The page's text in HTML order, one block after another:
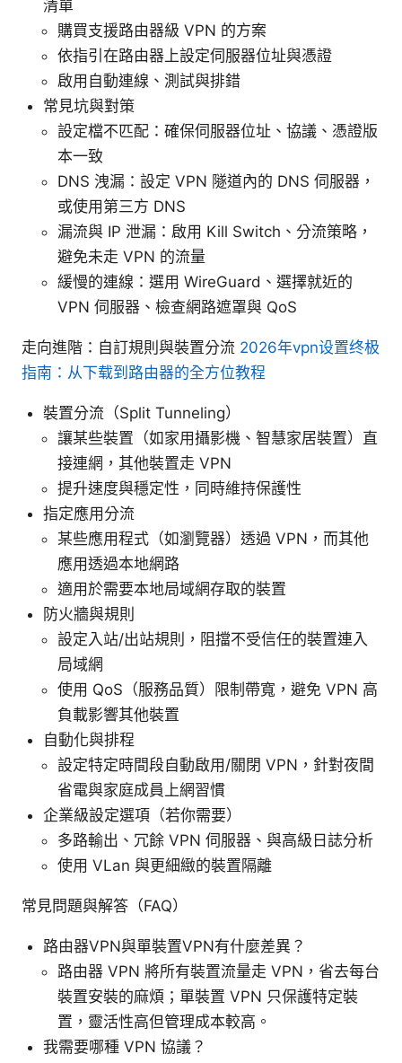
清單
購買支援路由器級 VPN 的方案
依指引在路由器上設定伺服器位址與憑證
啟用自動連線、測試與排錯
常見坑與對策
設定檔不匹配：確保伺服器位址、協議、憑證版
本一致
DNS 洩漏：設定 VPN 隧道內的 DNS 伺服器，
或使用第三方 DNS
漏流與 IP 泄漏：啟用 Kill Switch、分流策略，
避免未走 VPN 的流量
緩慢的連線：選用 WireGuard、選擇就近的
VPN 伺服器、檢查網路遮罩與 QoS
走向進階：自訂規則與裝置分流 2026年vpn设置终极
指南：从下载到路由器的全方位教程
裝置分流（Split Tunneling）
讓某些裝置（如家用攝影機、智慧家居裝置）直
接連網，其他裝置走 VPN
提升速度與穩定性，同時維持保護性
指定應用分流
某些應用程式（如瀏覽器）透過 VPN，而其他
應用透過本地網路
適用於需要本地局域網存取的裝置
防火牆與規則
設定入站/出站規則，阻擋不受信任的裝置連入
局域網
使用 QoS（服務品質）限制帶寬，避免 VPN 高
負載影響其他裝置
自動化與排程
設定特定時間段自動啟用/關閉 VPN，針對夜間
省電與家庭成員上網習慣
企業級設定選項（若你需要）
多路輸出、冗餘 VPN 伺服器、與高級日誌分析
使用 VLan 與更細緻的裝置隔離
常見問題與解答（FAQ）
路由器VPN與單裝置VPN有什麼差異？
路由器 VPN 將所有裝置流量走 VPN，省去每台
裝置安裝的麻煩；單裝置 VPN 只保護特定裝
置，靈活性高但管理成本較高。
我需要哪種 VPN 協議？